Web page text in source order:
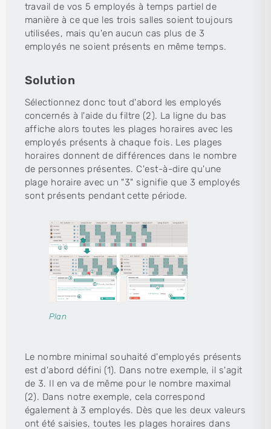
travail de vos 5 employés à temps partiel de
manière à ce que les trois salles soient toujours
utilisées, mais qu'en aucun cas plus de 3
employés ne soient présents en même temps.
Solution
Sélectionnez donc tout d'abord les employés
concernés à l'aide du filtre (2). La ligne du bas
affiche alors toutes les plages horaires avec les
employés présents à chaque fois. Les plages
horaires donnent de différences dans le nombre
de personnes présentes. C'est-à-dire qu'une
plage horaire avec un "3" signifie que 3 employés
sont présents pendant cette période.
Plan
Le nombre minimal souhaité d'employés présents
est d'abord défini (1). Dans notre exemple, il s'agit
de 3. Il en va de même pour le nombre maximal
(2). Dans notre exemple, cela correspond
également à 3 employés. Dès que les deux valeurs
ont été saisies, toutes les plages horaires dans